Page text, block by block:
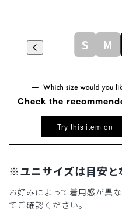
S M
Check the
Try this item on
※ユニサイズは目安と
お好みによって着用感が異な
てご確認ください。